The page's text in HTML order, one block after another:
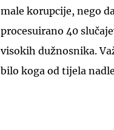
male korupcije, nego
procesuirano 40
visokih dužnosnika.
bilo koga od tijela